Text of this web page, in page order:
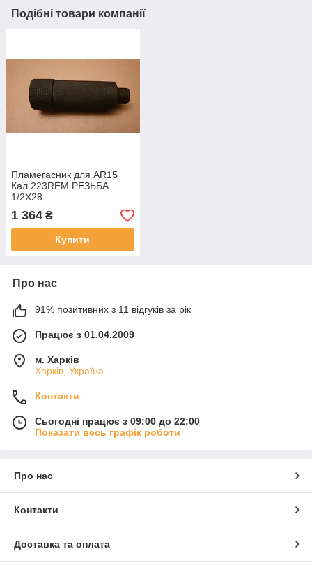
Подібні товари компанії
Пламегасник для AR15
Кал.223REM РЕЗЬБА
1/2Х28
1 364 ₴
Купити
Про нас
91% позитивних з 11 відгуків за рік
Працює з 01.04.2009
м. Харків
Харків, Україна
Контакти
Сьогодні працює з 09:00 до 22:00
Показати весь графік роботи
Про нас
Контакти
Доставка та оплата